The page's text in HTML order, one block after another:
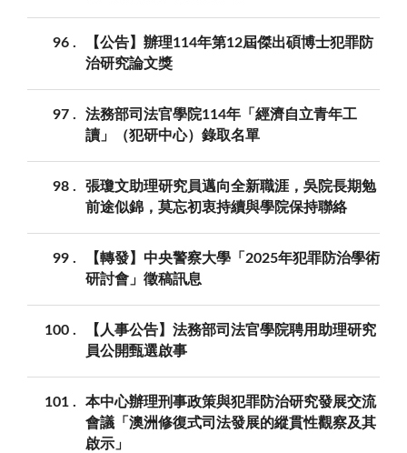
96
【公告】辦理114年第12屆傑出碩博士犯罪防
治研究論文獎
97
法務部司法官學院114年「經濟自立青年工
讀」（犯研中心）錄取名單
98
張瓊文助理研究員邁向全新職涯，吳院長期勉
前途似錦，莫忘初衷持續與學院保持聯絡
99
【轉發】中央警察大學「2025年犯罪防治學術
研討會」徵稿訊息
100
【人事公告】法務部司法官學院聘用助理研究
員公開甄選啟事
101
本中心辦理刑事政策與犯罪防治研究發展交流
會議「澳洲修復式司法發展的縱貫性觀察及其
啟示」